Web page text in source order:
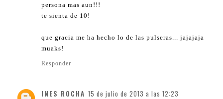
persona mas aun!!!
te sienta de 10!
que gracia me ha hecho lo de las pulseras... jajajaja
muaks!
Responder
INES ROCHA 15 de julio de 2013 a las 12:23